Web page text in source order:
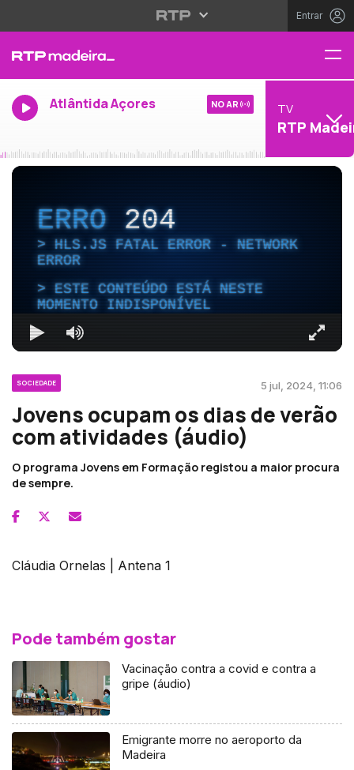
Entrar
Atlântida Açores NO AR TV
RTP
ERRO204
HLS.JS FATAL ERROR - NETWORK
ERROR
ESTE CONTEÚDO ESTÁ NESTE
MOMENTO INDISPONÍVEL
SOCIEDADE 5 jul, 2024, 11:06
Jovens ocupam os dias de verão
com atividades (áudio)
O programa Jovens em Formação registou a maior procura
de sempre.
Cláudia Ornelas | Antena 1
Pode também gostar
Vacinação contra a covid e contra a
gripe (áudio)
Emigrante morre no aeroporto da
Madeira